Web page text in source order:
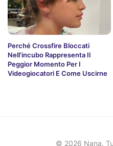
Perché Crossfire Bloccati
Nell'incubo Rappresenta Il
Peggior Momento Per I
Videogiocatori E Come Uscirne
© 2026 Nana.